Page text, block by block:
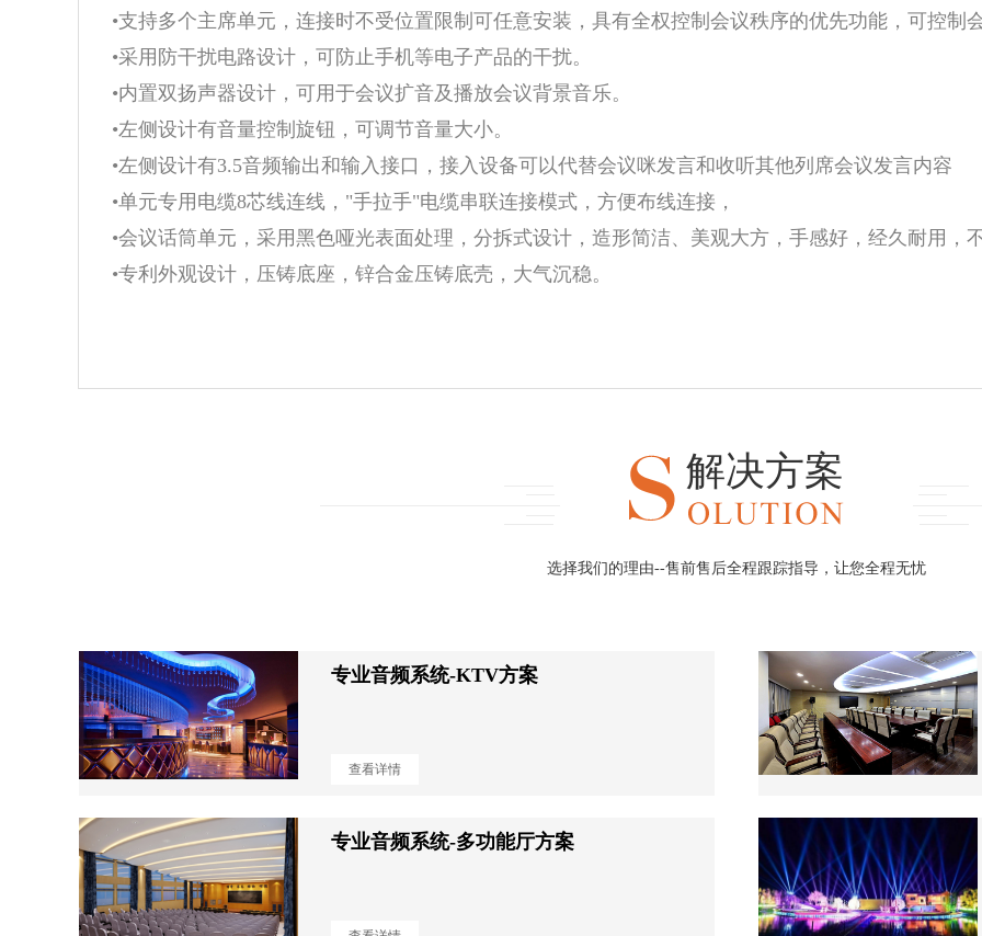
•支持多个主席单元，连接时不受位置限制可任意安装，具有全权控制会议秩序的优先功能，可控制
•采用防干扰电路设计，可防止手机等电子产品的干扰。
•内置双扬声器设计，可用于会议扩音及播放会议背景音乐。
•左侧设计有音量控制旋钮，可调节音量大小。
•左侧设计有3.5音频输出和输入接口，接入设备可以代替会议咪发言和收听其他列席会议发言内容
•单元专用电缆8芯线连线，"手拉手"电缆串联连接模式，方便布线连接，
•会议话筒单元，采用黑色哑光表面处理，分拆式设计，造形简洁、美观大方，手感好，经久耐用，
•专利外观设计，压铸底座，锌合金压铸底壳，大气沉稳。
解决方案
选择我们的理由--售前售后全程跟踪指导，让您全程无忧
专业音频系统-KTV方案
查看详情
专业音频系统-多功能厅方案